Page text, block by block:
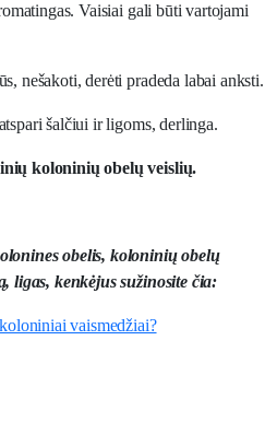
Vaisiai gali būti vartojami
nešakoti, derėti pradeda labai anksti.
šalčiui ir ligoms, derlinga.
koloninių obelų veislių.
obelis, koloninių obelų
ligas, kenkėjus sužinosite čia:
vaismedžiai?